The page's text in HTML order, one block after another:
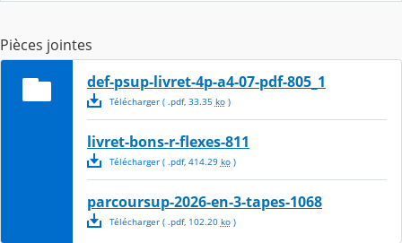
Pièces jointes
def-psup-livret-4p-a4-07-pdf-805_1
Télécharger( .pdf, 33.35 ko)
livret-bons-r-flexes-811
Télécharger( .pdf, 414.29 ko)
parcoursup-2026-en-3-tapes-1068
Télécharger( .pdf, 102.20 ko)